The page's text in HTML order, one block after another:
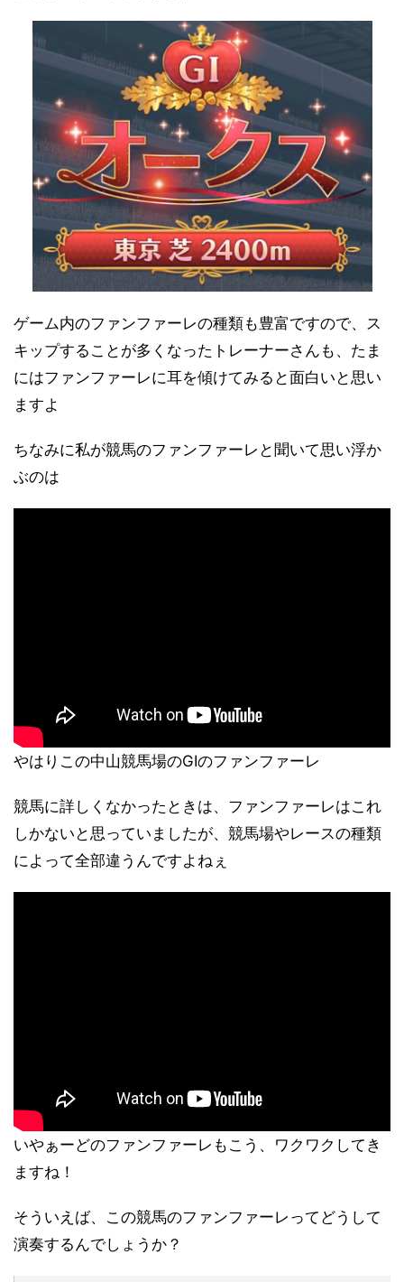
ゲーム内のファンファーレの種類も豊富ですので、ス
キップすることが多くなったトレーナーさんも、たま
にはファンファーレに耳を傾けてみると面白いと思い
ますよ
ちなみに私が競馬のファンファーレと聞いて思い浮か
ぶのは
やはりこの中山競馬場のGⅠのファンファーレ
競馬に詳しくなかったときは、ファンファーレはこれ
しかないと思っていましたが、競馬場やレースの種類
によって全部違うんですよねぇ
いやぁーどのファンファーレもこう、ワクワクしてき
ますね！
そういえば、この競馬のファンファーレってどうして
演奏するんでしょうか？